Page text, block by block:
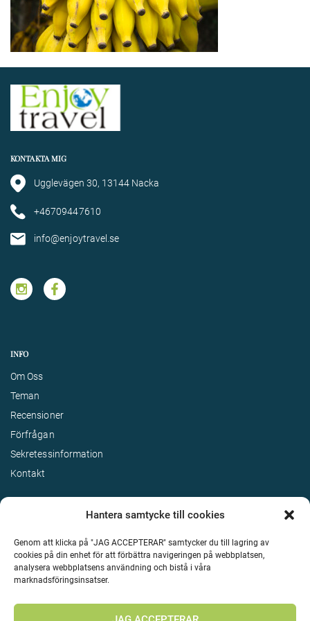
Hantera samtycke till cookies
Genom att klicka på "JAG ACCEPTERAR" samtycker du till lagring av
cookies på din enhet för att förbättra navigeringen på webbplatsen,
analysera webbplatsens användning och bistå i våra
marknadsföringsinsatser.
KONTAKTA MIG
Ugglevägen 30, 13144 Nacka
+46709447610
info@enjoytravel.se
INFO
Om Oss
Teman
Recensioner
Förfrågan
Sekretessinformation
Kontakt
Upphovsrätt 2026 Enjoy Travel Alla rättigheter reserverade